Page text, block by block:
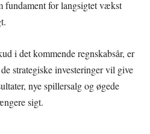
fundament for langsigtet vækst
i det kommende regnskabsår, er
strategiske investeringer vil give
nye spillersalg og øgede
sigt.